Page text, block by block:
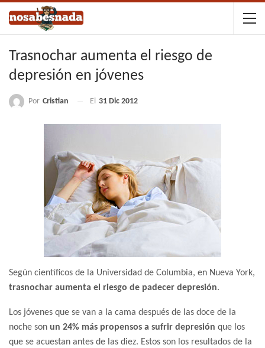
Trasnochar aumenta el riesgo de
depresión en jóvenes
Por Cristian El 31 Dic 2012
Según científicos de la Universidad de Columbia, en Nueva York,
trasnochar aumenta el riesgo de padecer depresión.
Los jóvenes que se van a la cama después de las doce de la
noche son un 24% más propensos a sufrir depresión que los
que se acuestan antes de las diez. Estos son los resultados de la